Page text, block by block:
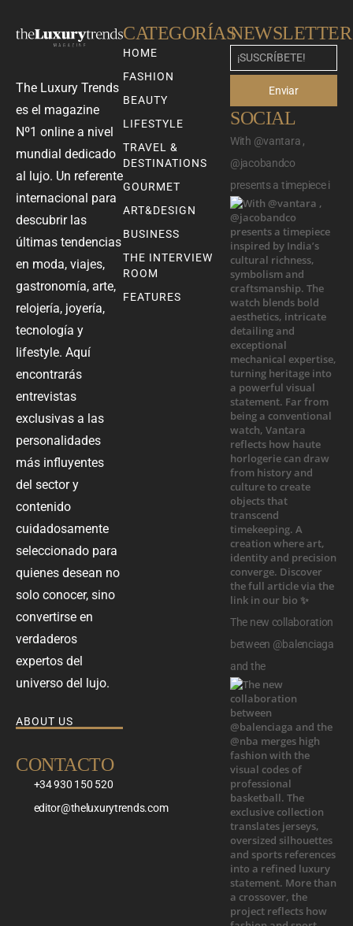
The Luxury Trends
es el magazine
Nº1 online a nivel
mundial dedicado
al lujo. Un referente
internacional para
descubrir las
últimas tendencias
en moda, viajes,
gastronomía, arte,
relojería, joyería,
tecnología y
lifestyle. Aquí
encontrarás
entrevistas
exclusivas a las
personalidades
más influyentes
del sector y
contenido
cuidadosamente
seleccionado para
quienes desean no
solo conocer, sino
convertirse en
verdaderos
expertos del
universo del lujo.
ABOUT US
CONTACTO
+34 930 150 520
editor@theluxurytrends.com
CATEGORÍAS
HOME
FASHION
BEAUTY
LIFESTYLE
TRAVEL &
DESTINATIONS
GOURMET
ART&DESIGN
BUSINESS
THE INTERVIEW
ROOM
FEATURES
NEWSLETTER
Enviar
SOCIAL
With @vantara ,
@jacobandco
presents a timepiece i
The new collaboration
between @balenciaga
and the